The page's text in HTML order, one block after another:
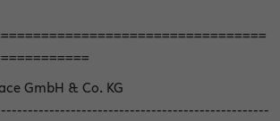
GmbH & Co. KG